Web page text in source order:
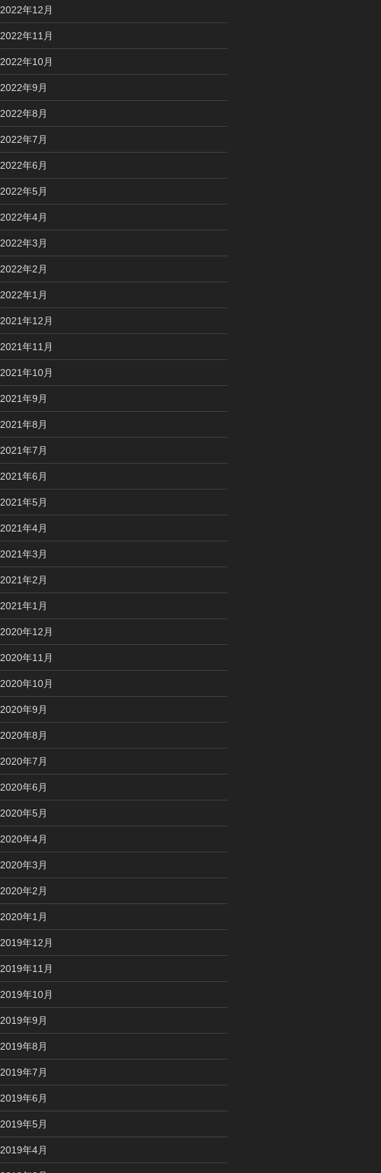
2022年12月
2022年11月
2022年10月
2022年9月
2022年8月
2022年7月
2022年6月
2022年5月
2022年4月
2022年3月
2022年2月
2022年1月
2021年12月
2021年11月
2021年10月
2021年9月
2021年8月
2021年7月
2021年6月
2021年5月
2021年4月
2021年3月
2021年2月
2021年1月
2020年12月
2020年11月
2020年10月
2020年9月
2020年8月
2020年7月
2020年6月
2020年5月
2020年4月
2020年3月
2020年2月
2020年1月
2019年12月
2019年11月
2019年10月
2019年9月
2019年8月
2019年7月
2019年6月
2019年5月
2019年4月